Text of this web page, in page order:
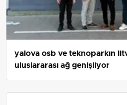
yalova osb ve teknoparkın
uluslararası ağ genişliyor